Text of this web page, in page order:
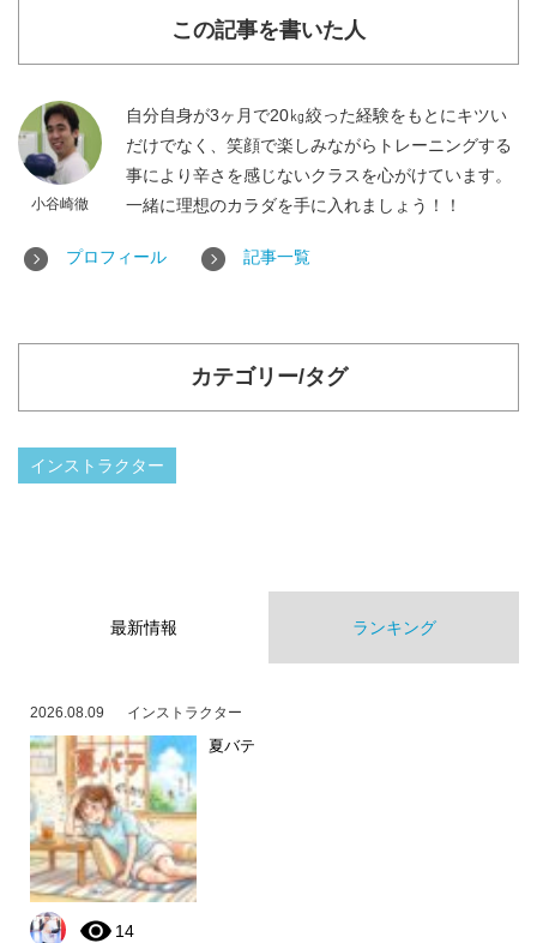
この記事を書いた人
小谷崎徹
自分自身が3ヶ月で20㎏絞った経験をもとにキツい
だけでなく、笑顔で楽しみながらトレーニングする
事により辛さを感じないクラスを心がけています。
一緒に理想のカラダを手に入れましょう！！
プロフィール 記事一覧
カテゴリー/タグ
インストラクター
最新情報 ランキング
2026.08.09 インストラクター
夏バテ
14